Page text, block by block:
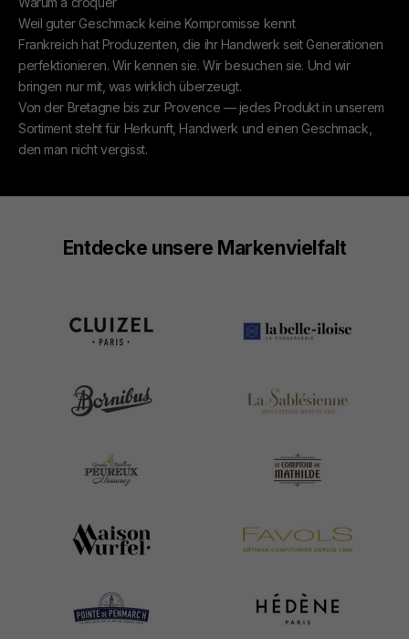
Weil guter Geschmack keine Kompromisse kennt
Frankreich hat Produzenten, die ihr Handwerk seit Generationen
perfektionieren. Wir kennen sie. Wir besuchen sie. Und wir
bringen nur mit, was wirklich überzeugt.
Von der Bretagne bis zur Provence — jedes Produkt in unserem
Sortiment steht für Herkunft, Handwerk und einen Geschmack,
den man nicht vergisst.
Entdecke unsere Markenvielfalt